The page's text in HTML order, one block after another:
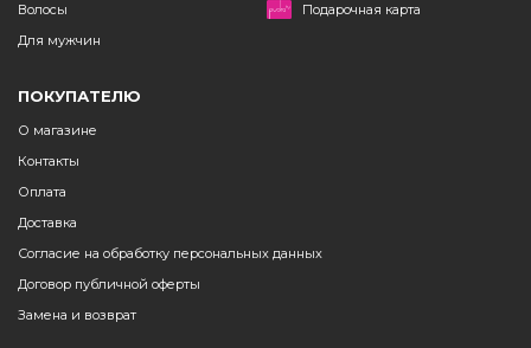
Волосы
Для мужчин
Подарочная карта
ПОКУПАТЕЛЮ
О магазине
Контакты
Оплата
Доставка
Согласие на обработку персональных данных
Договор публичной оферты
Замена и возврат